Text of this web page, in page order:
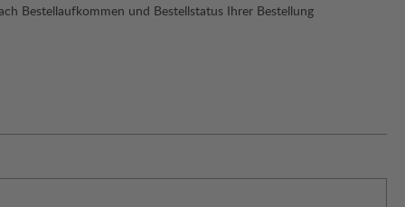
Bestellaufkommen und Bestellstatus Ihrer Bestellung